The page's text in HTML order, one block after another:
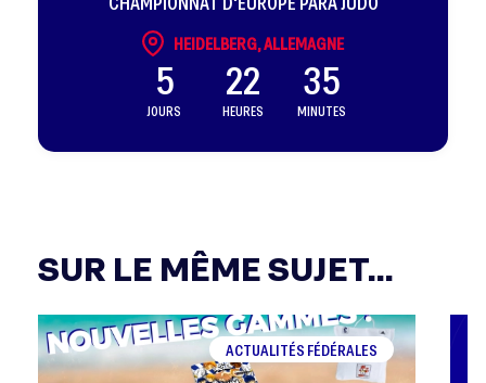
HEIDELBERG, ALLEMAGNE
5
JOURS
22
HEURES
35
MINUTES
SUR LE MÊME SUJET...
ACTUALITÉS FÉDÉRALES